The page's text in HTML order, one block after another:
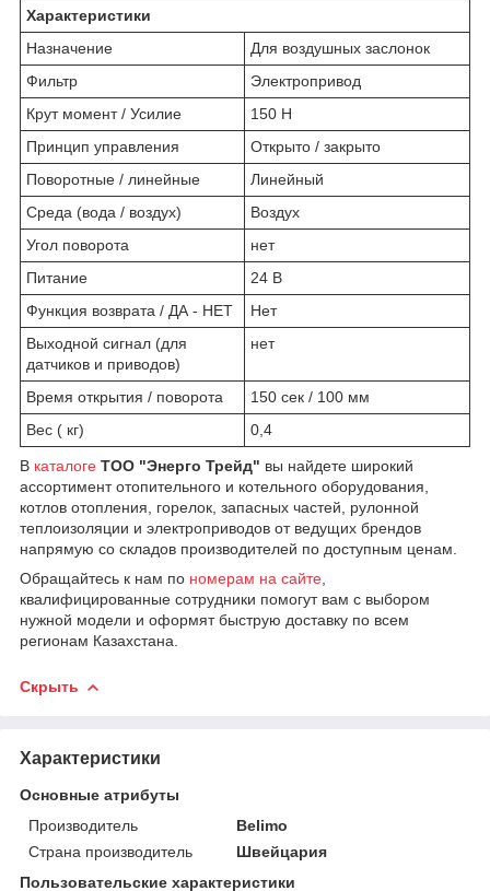
Характеристики
Назначение
Для воздушных заслонок
Фильтр
Электропривод
Крут момент / Усилие
150 Н
Принцип управления
Открыто / закрыто
Поворотные / линейные
Линейный
Среда (вода / воздух)
Воздух
Угол поворота
нет
Питание
24 В
Функция возврата / ДА - НЕТ
Нет
Выходной сигнал (для
датчиков и приводов)
нет
Время открытия / поворота
150 сек / 100 мм
Вес ( кг)
0,4
В каталоге ТОО "Энерго Трейд" вы найдете широкий
ассортимент отопительного и котельного оборудования,
котлов отопления, горелок, запасных частей, рулонной
теплоизоляции и электроприводов от ведущих брендов
напрямую со складов производителей по доступным ценам.
Обращайтесь к нам по номерам на сайте
квалифицированные сотрудники помогут вам с выбором
нужной модели и оформят быструю доставку по всем
регионам Казахстана.
Скрыть
Характеристики
Основные атрибуты
Производитель
Belimo
Страна производитель
Швейцария
Пользовательские характеристики